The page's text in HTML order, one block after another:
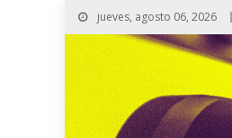
jueves, agosto 06, 2026